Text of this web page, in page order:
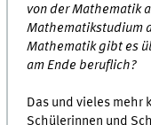
von der Mathematik
Mathematikstudium
Mathematik gibt es
am Ende beruflich?
Das und vieles mehr
Schülerinnen und